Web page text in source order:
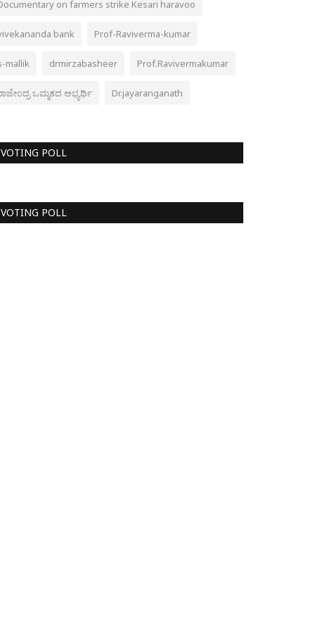
on farmers strike Kesari haravoo
bank Prof-Raviverma-kumar
mallik drmirzabasheer Prof.Ravivermakumar
ಒಮ್ಮತದ ಅಭ್ಯರ್ಥಿ Dr.jayaranganath
VOTING POLL
VOTING POLL